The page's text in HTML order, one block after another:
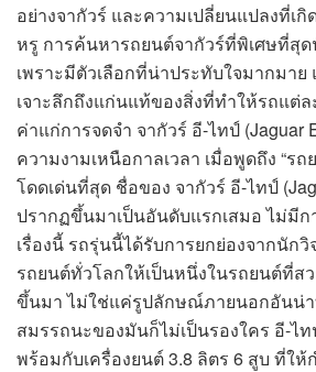
อย่างจากัวร์ และความเปลี่ยนแปลงที่เ
หรู การค้นหารถยนต์จากัวร์ที่พิเศษที่สุด
เพราะมีตัวเลือกที่น่าประทับใจมากมาย
เจาะลึกถึงแก่นแท้ของสิ่งที่ทำให้รถแต่
ค่าแก่การจดจำ จากัวร์ อี-ไทป์ (Jaguar
ความงามเหนือกาลเวลา เมื่อพูดถึง “ร
โดดเด่นที่สุด ชื่อของ จากัวร์ อี-ไทป์
ปรากฏขึ้นมาเป็นอันดับแรกเสมอ ไม่มีก
เรื่องนี้ รถรุ่นนี้ได้รับการยกย่องจากนั
รถยนต์ทั่วโลกให้เป็นหนึ่งในรถยนต์ที่ส
ขึ้นมา ไม่ใช่แค่รูปลักษณ์ภายนอกอันน่า
สมรรถนะของมันก็ไม่เป็นรองใคร อี-ไท
พร้อมกับเครื่องยนต์ 3.8 ลิตร 6 สูบ ที่ใ